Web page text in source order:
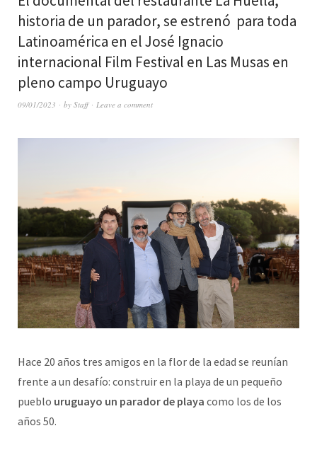
historia de un parador, se estrenó para toda
Latinoamérica en el José Ignacio
internacional Film Festival en Las Musas en
pleno campo Uruguayo
09/01/2023 by Staff Leave a comment
Hace 20 años tres amigos en la flor de la edad se reunían
frente a un desafío: construir en la playa de un pequeño
pueblo uruguayo un parador de playa como los de los
años 50.